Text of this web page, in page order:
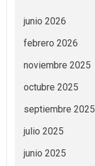
junio 2026
febrero 2026
noviembre 2025
octubre 2025
septiembre 2025
julio 2025
junio 2025